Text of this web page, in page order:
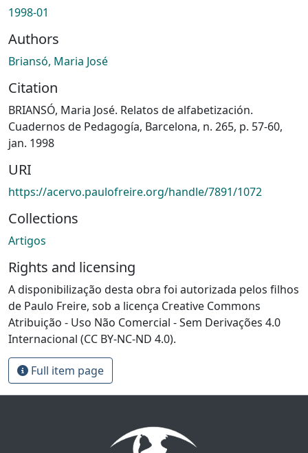
1998-01
Authors
Briansó, Maria José
Citation
BRIANSÓ, Maria José. Relatos de alfabetización.
Cuadernos de Pedagogía, Barcelona, n. 265, p. 57-60,
jan. 1998
URI
https://acervo.paulofreire.org/handle/7891/1072
Collections
Artigos
Rights and licensing
A disponibilização desta obra foi autorizada pelos filhos
de Paulo Freire, sob a licença Creative Commons
Atribuição - Uso Não Comercial - Sem Derivações 4.0
Internacional (CC BY-NC-ND 4.0).
Full item page